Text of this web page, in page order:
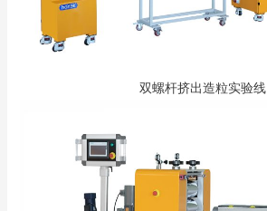
双螺杆挤出造粒实验线